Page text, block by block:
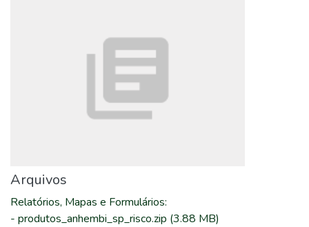
Arquivos
Relatórios, Mapas e Formulários:
- produtos_anhembi_sp_risco.zip (3.88 MB)